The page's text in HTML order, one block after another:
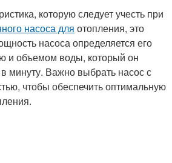
которую следует учесть при
насоса для отопления, это
насоса определяется его
и объемом воды, который он
минуту. Важно выбрать насос с
чтобы обеспечить оптимальную